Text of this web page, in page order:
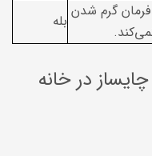
گرم شدن
بله
در خانه